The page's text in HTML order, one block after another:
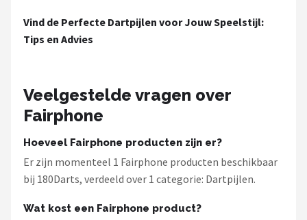
Alle merken →
Vind de Perfecte Dartpijlen voor Jouw Speelstijl:
Tips en Advies
Veelgestelde vragen over
Fairphone
Hoeveel Fairphone producten zijn er?
Er zijn momenteel 1 Fairphone producten beschikbaar
bij 180Darts, verdeeld over 1 categorie: Dartpijlen.
Wat kost een Fairphone product?